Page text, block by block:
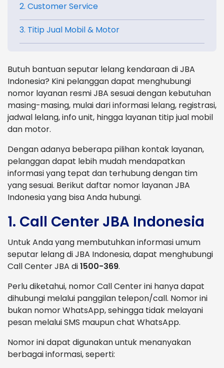
2. Customer Service
3. Titip Jual Mobil & Motor
Butuh bantuan seputar lelang kendaraan di JBA
Indonesia? Kini pelanggan dapat menghubungi
nomor layanan resmi JBA sesuai dengan kebutuhan
masing-masing, mulai dari informasi lelang, registrasi,
jadwal lelang, info unit, hingga layanan titip jual mobil
dan motor.
Dengan adanya beberapa pilihan kontak layanan,
pelanggan dapat lebih mudah mendapatkan
informasi yang tepat dan terhubung dengan tim
yang sesuai. Berikut daftar nomor layanan JBA
Indonesia yang bisa Anda hubungi.
1. Call Center JBA Indonesia
Untuk Anda yang membutuhkan informasi umum
seputar lelang di JBA Indonesia, dapat menghubungi
Call Center JBA di1500-369.
Perlu diketahui, nomor Call Center ini hanya dapat
dihubungi melalui panggilan telepon/call. Nomor ini
bukan nomor WhatsApp, sehingga tidak melayani
pesan melalui SMS maupun chat WhatsApp.
Nomor ini dapat digunakan untuk menanyakan
berbagai informasi, seperti: